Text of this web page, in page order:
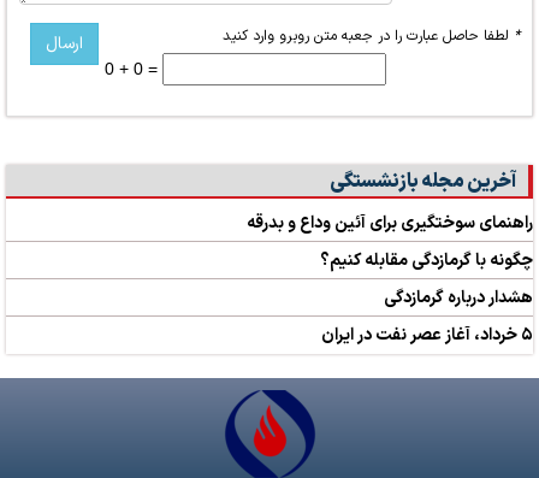
* لطفا حاصل عبارت را در جعبه متن روبرو وارد کنید
0 + 0 =
آخرین مجله بازنشستگی
راهنمای سوختگیری برای آئین وداع و بدرقه
چگونه با گرمازدگی مقابله کنیم؟
هشدار درباره گرمازدگی
۵ خرداد، آغاز عصر نفت در ایران